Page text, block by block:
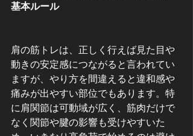
基本ルール
肩の筋トレは、正しく行えば見た目や
動きの安定感につながると言われてい
ますが、やり方を間違えると違和感や
痛みが出やすい部位でもあります。特
に肩関節は可動域が広く、筋肉だけで
なく関節や腱の影響も受けやすいた